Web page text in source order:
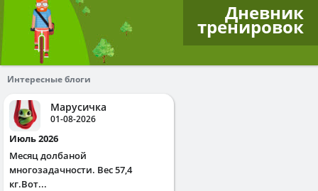
Дневник
тренировок
Интересные блоги
Марусичка
01-08-2026
Июль 2026
Месяц долбаной
многозадачности. Вес 57,4
кг.Вот...